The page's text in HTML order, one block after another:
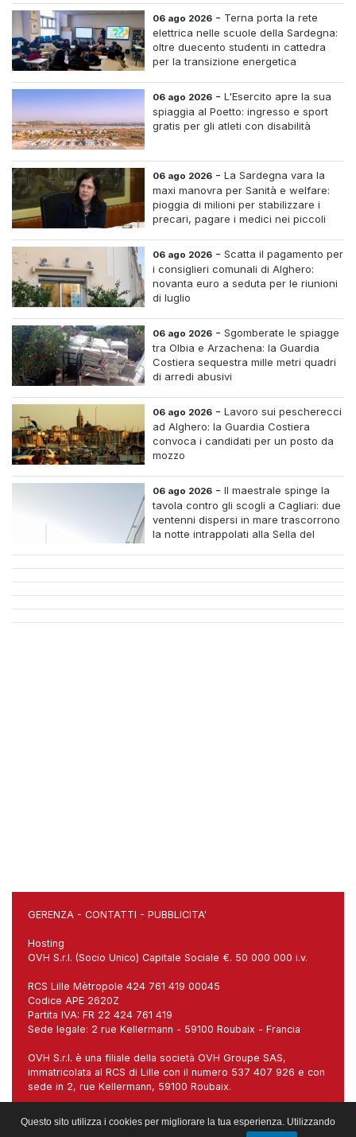
Questo sito utilizza i cookies per migliorare la tua esperienza. Utilizzando
06 ago 2026 - Terna porta la rete
elettrica nelle scuole della Sardegna:
oltre duecento studenti in cattedra
per la transizione energetica
06 ago 2026 -L'Esercito apre la sua
spiaggia al Poetto: ingresso e sport
gratis per gli atleti con disabilità
06 ago 2026 -La Sardegna vara la
maxi manovra per Sanità e welfare:
pioggia di milioni per stabilizzare i
precari, pagare i medici nei piccoli
case di riposo.
06 ago 2026 -Scatta il pagamento per
i consiglieri comunali di Alghero:
novanta euro a seduta per le riunioni
di luglio
06 ago 2026 -Sgomberate le spiagge
tra Olbia e Arzachena: la Guardia
Costiera sequestra mille metri quadri
di arredi abusivi
06 ago 2026 -Lavoro sui pescherecci
ad Alghero: la Guardia Costiera
convoca i candidati per un posto da
mozzo
06 ago 2026 -Il maestrale spinge la
tavola contro gli scogli a Cagliari: due
ventenni dispersi in mare trascorrono
la notte intrappolati alla Sella del
GERENZA - CONTATTI - PUBBLICITA'
Hosting
OVH S.r.l. (Socio Unico) Capitale Sociale €. 50 000 000 i.v.
RCS Lille Mètropole 424 761 419 00045
Codice APE 2620Z
Partita IVA: FR 22 424 761 419
Sede legale: 2 rue Kellermann - 59100 Roubaix - Francia
OVH S.r.l. è una filiale della società OVH Groupe SAS,
immatricolata al RCS di Lille con il numero 537 407 926 e con
sede in 2, rue Kellermann, 59100 Roubaix.
Sede italiana: Via Carlo Imbonati, 18, 20159 Milano (MI)